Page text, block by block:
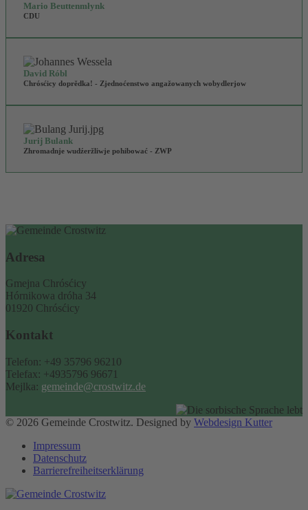
Mario Beuttenmłynk
CDU
David Róbl
Chrósćicy doprědka! - Zjednoćenstwo angažowanych wobydlerjow
Jurij Bulank
Zhromadnje wudźeržliwje pohibować - ZWP
Adresa
Gmejna Chrósćicy
Hórnikowa dróha 34
01920 Chrósćicy
Kontakt
Telefon: +49 35796 96210
Telefax: +4935796 96671
Mejlka: gemeinde@crostwitz.de
© 2026 Gemeinde Crostwitz. Designed by Webdesign Kutter
Impressum
Datenschutz
Barrierefreiheitserklärung